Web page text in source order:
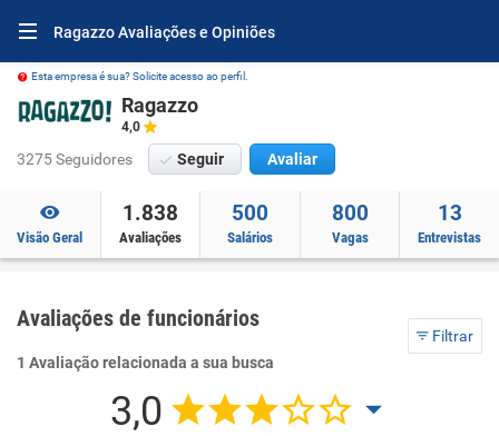
Ragazzo Avaliações e Opiniões
Esta empresa é sua? Solicite acesso ao perfil.
Ragazzo
4,0
3275 Seguidores Seguir Avaliar
Visão Geral
1.838
Avaliações
500
Salários
800
Vagas
13
Entrevistas
Avaliações de funcionários
Filtrar
1 Avaliação relacionada a sua busca
3,0